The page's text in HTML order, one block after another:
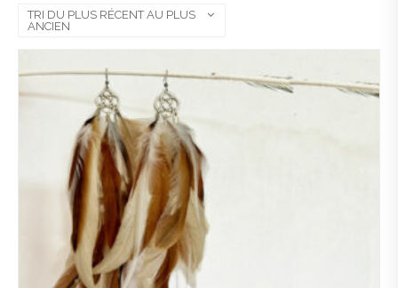
TRI DU PLUS RÉCENT AU PLUS
ANCIEN
Ajo
uter